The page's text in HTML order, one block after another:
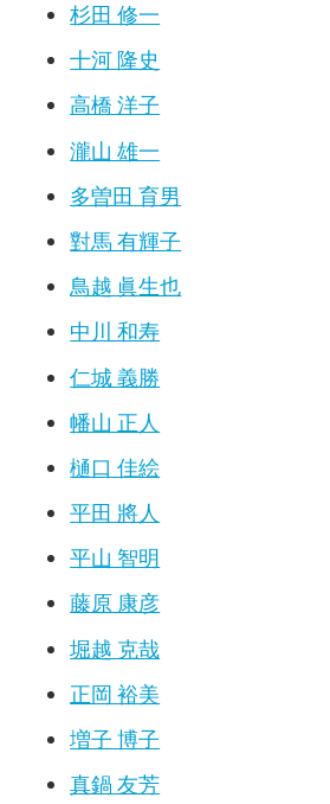
杉田 修一
十河 隆史
高橋 洋子
瀧山 雄一
多曽田 育男
對馬 有輝子
鳥越 眞生也
中川 和寿
仁城 義勝
幡山 正人
樋口 佳絵
平田 將人
平山 智明
藤原 康彦
堀越 克哉
正岡 裕美
増子 博子
真鍋 友芳